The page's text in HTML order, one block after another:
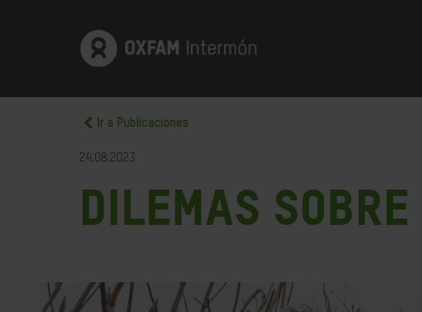
Ir a Publicaciones
24.08.2023
Dilemas